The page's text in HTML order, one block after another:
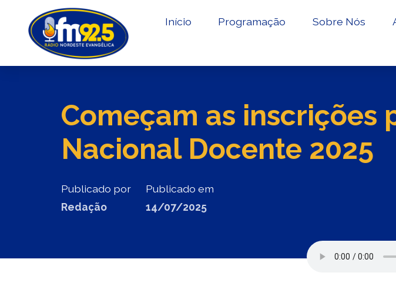
Início Programação Sobre Nós
Começam as inscrições
Nacional Docente 2025
Publicado por
Redação
Publicado em
14/07/2025